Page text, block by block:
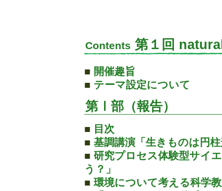
Contents 第１回
■ 開催趣旨
■ テーマ設定について
第Ⅰ部（報告）
■ 目次
■ 基調講演「生きものは円
■ 研究プロセス体験型サイ
う？」
■ 環境について考える科学